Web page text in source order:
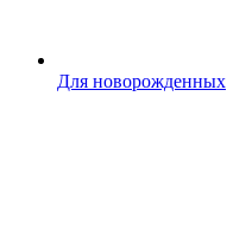
Для новорожденных